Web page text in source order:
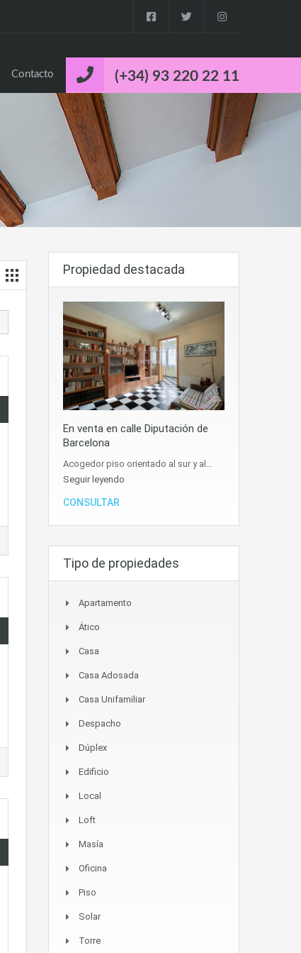
(+34) 93 220 22 11
Contacto
Propiedad destacada
En venta en calle Diputación de
Barcelona
Acogedor piso orientado al sur y al…
Seguir leyendo
CONSULTAR
Tipo de propiedades
Apartamento
Ático
Casa
Casa Adosada
Casa Unifamiliar
Despacho
Dúplex
Edificio
Local
Loft
Masía
Oficina
Piso
Solar
Torre